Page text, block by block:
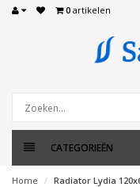
0 artikelen
CATEGORIEËN
Home Radiator Lydia